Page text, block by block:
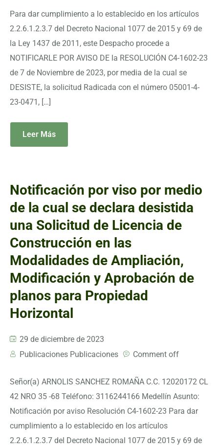
Para dar cumplimiento a lo establecido en los artículos
2.2.6.1.2.3.7 del Decreto Nacional 1077 de 2015 y 69 de
la Ley 1437 de 2011, este Despacho procede a
NOTIFICARLE POR AVISO DE la RESOLUCIÓN C4-1602-23
de 7 de Noviembre de 2023, por media de la cual se
DESISTE, la solicitud Radicada con el número 05001-4-
23-0471, […]
Leer Más
Notificación por viso por medio
de la cual se declara desistida
una Solicitud de Licencia de
Construcción en las
Modalidades de Ampliación,
Modificación y Aprobación de
planos para Propiedad
Horizontal
29 de diciembre de 2023
Publicaciones Publicaciones
Comment off
Señor(a) ARNOLIS SANCHEZ ROMAÑA C.C. 12020172 CL
42 NRO 35 -68 Teléfono: 3116244166 Medellín Asunto:
Notificación por aviso Resolución C4-1602-23 Para dar
cumplimiento a lo establecido en los artículos
2.2.6.1.2.3.7 del Decreto Nacional 1077 de 2015 y 69 de